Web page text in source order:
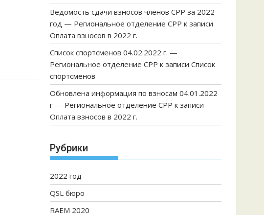
Ведомость сдачи взносов членов СРР за 2022
год — Региональное отделение СРР к записи
Оплата взносов в 2022 г.
Список спортсменов 04.02.2022 г. —
Региональное отделение СРР к записи Список
спортсменов
Обновлена информация по взносам 04.01.2022
г — Региональное отделение СРР к записи
Оплата взносов в 2022 г.
Рубрики
2022 год
QSL бюро
RAEM 2020